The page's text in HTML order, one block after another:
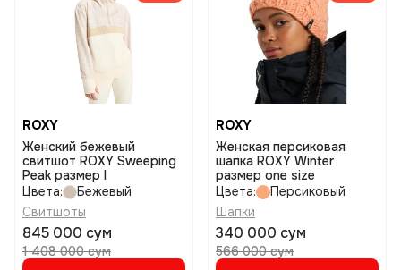
ROXY
Женский бежевый
свитшот ROXY Sweeping
Peak размер l
Цвета:
Бежевый
Свитшоты
845 000 сум
1 408 000 сум
ROXY
Женская персиковая
шапка ROXY Winter
размер one size
Цвета:
Персиковый
Шапки
340 000 сум
566 000 сум